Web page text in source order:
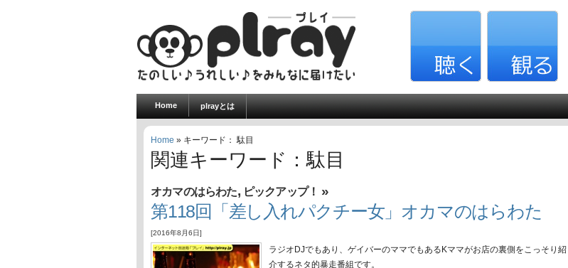
Home plrayとは
Home » キーワード： 駄目
関連キーワード：駄目
オカマのはらわた, ピックアップ！ »
第118回「差し入れパクチー女」オカマのはらわた
[2016年8月6日]
ラジオDJでもあり、ゲイバーのママでもあるKママがお店の裏側をこっそり紹
介するネタ的暴走番組です。